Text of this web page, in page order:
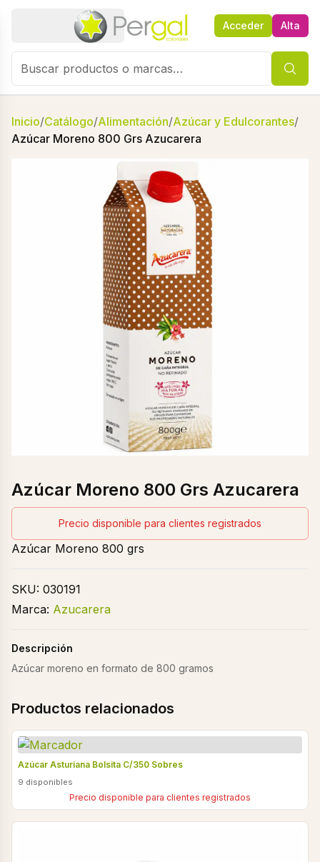
Acceder Alta
Inicio/Catálogo/Alimentación/Azúcar y Edulcorantes/
Azúcar Moreno 800 Grs Azucarera
Azúcar Moreno 800 Grs Azucarera
Precio disponible para clientes registrados
Azúcar Moreno 800 grs
SKU: 030191
Marca: Azucarera
Descripción
Azúcar moreno en formato de 800 gramos
Productos relacionados
Azúcar Asturiana Bolsita C/350 Sobres
9 disponibles
Precio disponible para clientes registrados